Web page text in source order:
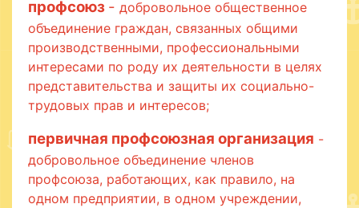
профсоюз - добровольное общественное
объединение граждан, связанных общими
производственными, профессиональными
интересами по роду их деятельности в целях
представительства и защиты их социально-
трудовых прав и интересов;
первичная профсоюзная организация -
добровольное объединение членов
профсоюза, работающих, как правило, на
одном предприятии, в одном учреждении,